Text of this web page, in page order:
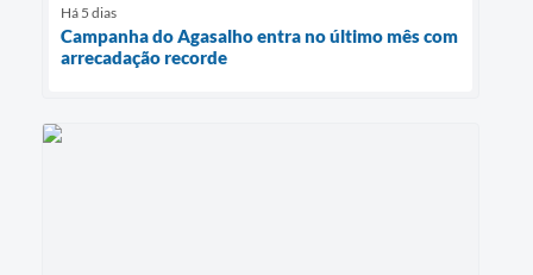
Há 5 dias
Campanha do Agasalho entra no último mês com
arrecadação recorde